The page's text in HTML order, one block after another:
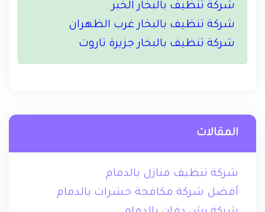
شركة تنظيف بالبخار الخبر
شركة تنظيف بالبخار غرب الظهران
شركة تنظيف بالبخار جزيرة تاروت
المقالات
شركة تنظيف منازل بالدمام
أفضل شركة مكافحة حشرات بالدمام